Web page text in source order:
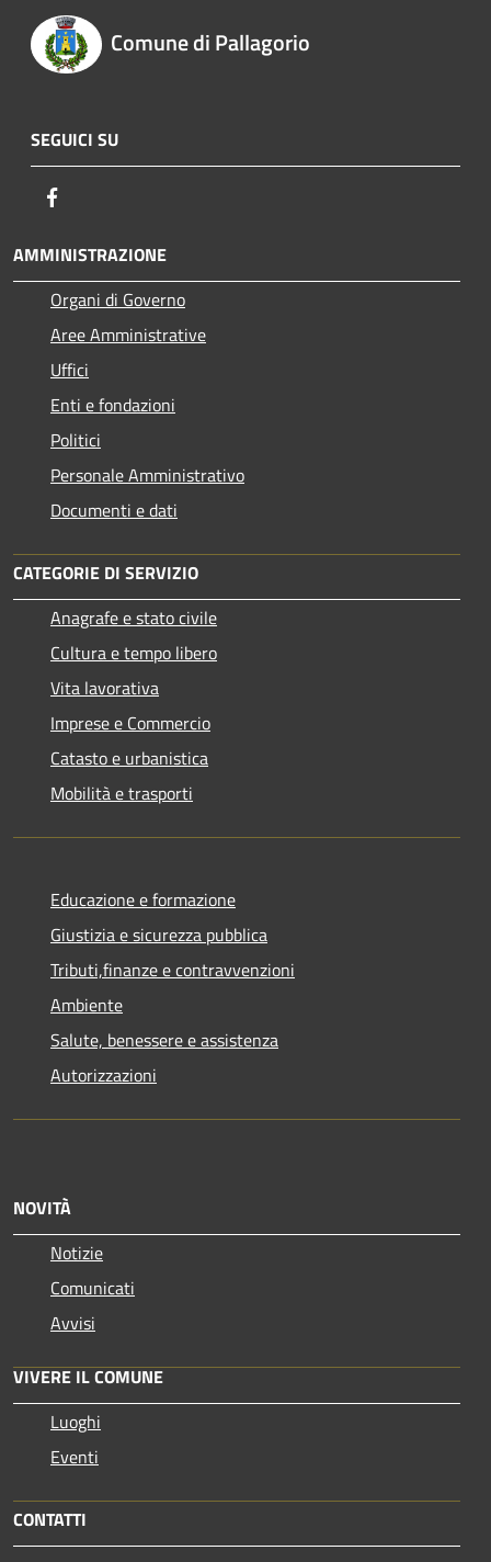
Comune di Pallagorio
SEGUICI SU
AMMINISTRAZIONE
Organi di Governo
Aree Amministrative
Uffici
Enti e fondazioni
Politici
Personale Amministrativo
Documenti e dati
CATEGORIE DI SERVIZIO
Anagrafe e stato civile
Cultura e tempo libero
Vita lavorativa
Imprese e Commercio
Catasto e urbanistica
Mobilità e trasporti
Educazione e formazione
Giustizia e sicurezza pubblica
Tributi,finanze e contravvenzioni
Ambiente
Salute, benessere e assistenza
Autorizzazioni
NOVITÀ
Notizie
Comunicati
Avvisi
VIVERE IL COMUNE
Luoghi
Eventi
CONTATTI